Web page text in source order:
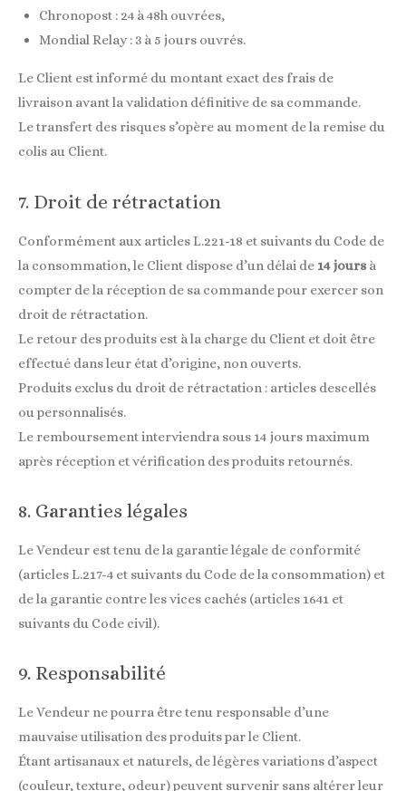
Chronopost : 24 à 48h ouvrées,
Mondial Relay : 3 à 5 jours ouvrés.
Le Client est informé du montant exact des frais de
livraison avant la validation définitive de sa commande.
Le transfert des risques s’opère au moment de la remise du
colis au Client.
7. Droit de rétractation
Conformément aux articles L.221-18 et suivants du Code de
la consommation, le Client dispose d’un délai de 14 jours à
compter de la réception de sa commande pour exercer son
droit de rétractation.
Le retour des produits est à la charge du Client et doit être
effectué dans leur état d’origine, non ouverts.
Produits exclus du droit de rétractation : articles descellés
ou personnalisés.
Le remboursement interviendra sous 14 jours maximum
après réception et vérification des produits retournés.
8. Garanties légales
Le Vendeur est tenu de la garantie légale de conformité
(articles L.217-4 et suivants du Code de la consommation) et
de la garantie contre les vices cachés (articles 1641 et
suivants du Code civil).
9. Responsabilité
Le Vendeur ne pourra être tenu responsable d’une
mauvaise utilisation des produits par le Client.
Étant artisanaux et naturels, de légères variations d’aspect
(couleur, texture, odeur) peuvent survenir sans altérer leur